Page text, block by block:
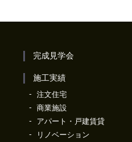
完成見学会
施工実績
注文住宅
商業施設
アパート・戸建賃貸
リノベーション